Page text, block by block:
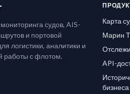
судов, AIS-
и портовой
логистики, аналитики и
работы с флотом.
Карта
Марин
API-
бизнеса